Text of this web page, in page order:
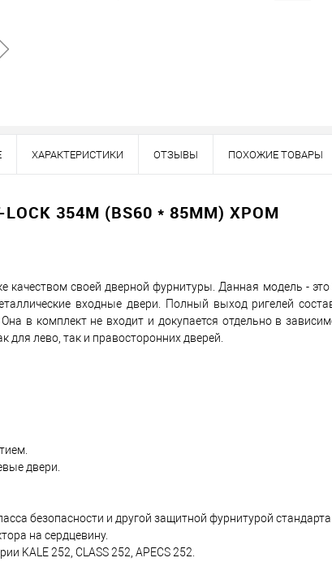
Оплата
ХАРАКТЕРИСТИКИ ОТЗЫВЫ ПОХОЖИЕ ТОВАРЫ
354M (BS60 * 85ММ) ХРОМ
качеством своей дверной фурнитуры. Данная модель -
входные двери. Полный выход ригелей
в комплект не входит и докупается отдельно в
для лево, так и правосторонних дверей.
двери.
безопасности и другой защитной фурнитурой стандарта
на сердцевину.
KALE 252, CLASS 252, APECS 252.